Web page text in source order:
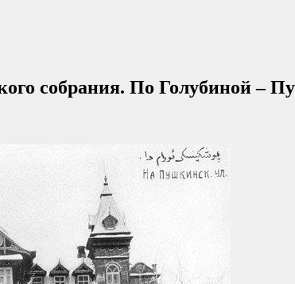
собрания. По Голубиной –